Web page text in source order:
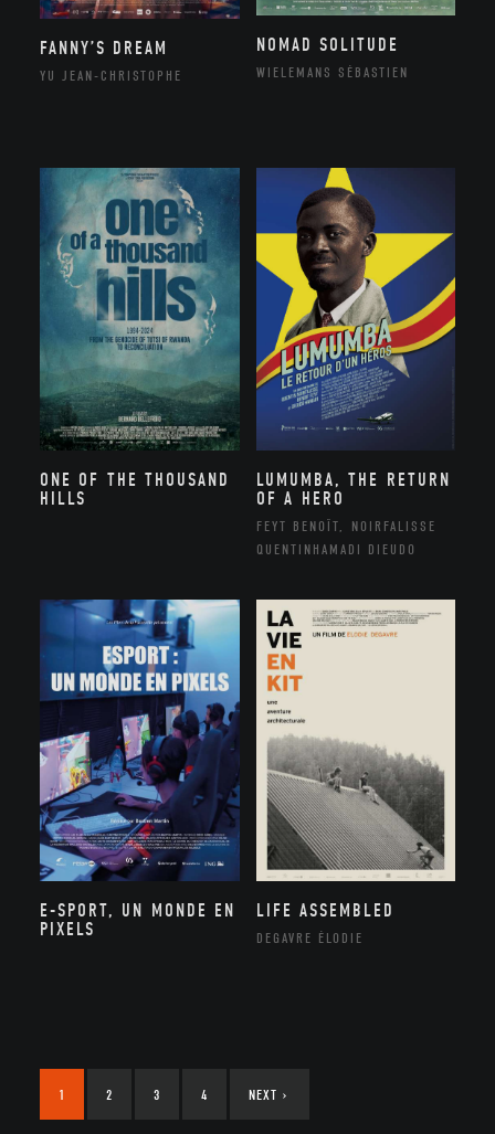
FANNY’S DREAM
YU JEAN-CHRISTOPHE
NOMAD SOLITUDE
WIELEMANS SÉBASTIEN
ONE OF THE THOUSAND
HILLS
LUMUMBA, THE RETURN
OF A HERO
FEYT BENOÎT, NOIRFALISSE
QUENTINHAMADI DIEUDO
E-SPORT, UN MONDE EN
PIXELS
LIFE ASSEMBLED
DEGAVRE ÉLODIE
1 2 3 4 NEXT ›